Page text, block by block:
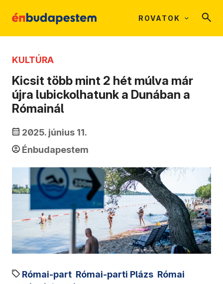
ROVATOK
KULTÚRA
Kicsit több mint 2 hét múlva már
újra lubickolhatunk a Dunában a
Rómainál
2025. június 11.
Énbudapestem
Római-part Római-parti Plázs Római